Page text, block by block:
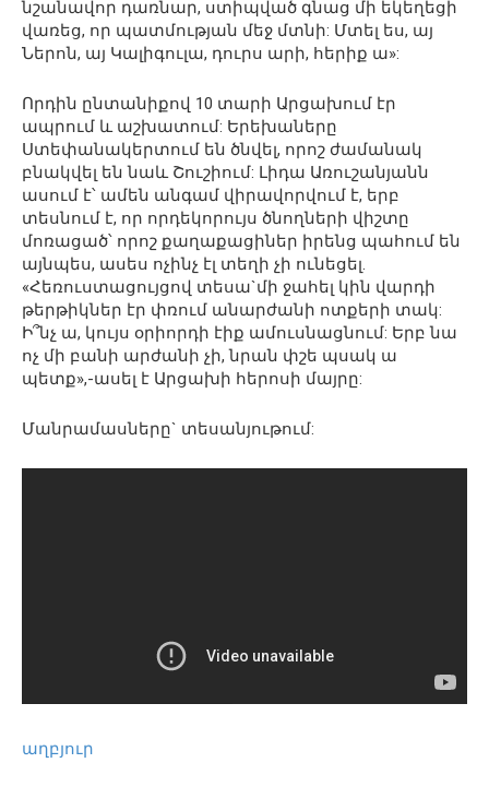
նշանավոր դառնար, ստիպված գնաց մի եկեղեցի
վառեց, որ պատմության մեջ մտնի: Մտել ես, այ
Ներոն, այ Կալիգուլա, դուրս արի, հերիք ա»:
Որդին ընտանիքով 10 տարի Արցախում էր
ապրում և աշխատում: Երեխաները
Ստեփանակերտում են ծնվել, որոշ ժամանակ
բնակվել են նաև Շուշիում: Լիդա Առուշանյանն
ասում է՝ ամեն անգամ վիրավորվում է, երբ
տեսնում է, որ որդեկորույս ծնողների վիշտը
մոռացած՝ որոշ քաղաքացիներ իրենց պահում են
այնպես, ասես ոչինչ էլ տեղի չի ունեցել.
«Հեռուստացույցով տեսա`մի ջահել կին վարդի
թերթիկներ էր փռում անարժանի ոտքերի տակ:
Ի՞նչ ա, կույս օրիորդի էիք ամուսնացնում: Երբ նա
ոչ մի բանի արժանի չի, նրան փշե պսակ ա
պետք»,-ասել է Արցախի հերոսի մայրը:
Մանրամասները` տեսանյութում:
աղբյուր